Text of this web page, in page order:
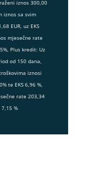
iznos 300,00
iznos sa svim
EUR, uz EKS
mjesečne rate
Plus kredit: Uz
od 150 dana,
iznosi
te EKS 6,96 %,
rate 203,34
7,15 %